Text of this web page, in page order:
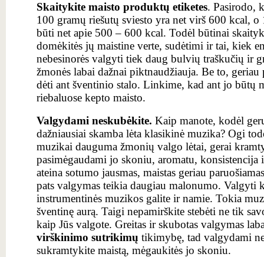
Skaitykite maisto produktų etiketes. Pasirodo,
100 gramų riešutų sviesto yra net virš 600 kcal,
būti net apie 500 – 600 kcal. Todėl būtinai
domėkitės jų maistine verte, sudėtimi ir tai, kiek
nebesinorės valgyti tiek daug bulvių traškučių ir
žmonės labai dažnai piktnaudžiauja. Be to,
dėti ant šventinio stalo. Linkime, kad ant jo būtų
riebaluose kepto maisto.
Valgydami neskubėkite. Kaip manote, kodėl
dažniausiai skamba lėta klasikinė muzika? Ogi
muzikai dauguma žmonių valgo lėtai, gerai
pasimėgaudami jo skoniu, aromatu,
ateina sotumo jausmas, maistas geriau
pats valgymas teikia daugiau malonumo. Valgyti
instrumentinės muzikos galite ir namie. Tokia
šventinę aurą. Taigi nepamirškite stebėti ne tik
kaip Jūs valgote. Greitas ir skubotas valgymas
virškinimo sutrikimų tikimybę, tad valgydami
sukramtykite maistą, mėgaukitės jo skoniu.